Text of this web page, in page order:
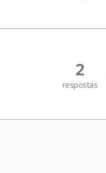
2
respostas